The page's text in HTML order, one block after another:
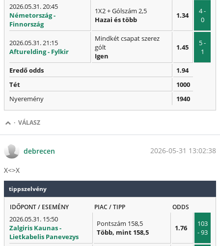
2026.05.31. 20:45
Németország -
Finnország
1X2 + Gólszám 2,5
Hazai és több
1.34
4 -
0
2026.05.31. 21:15
Afturelding - Fylkir
Mindkét csapat szerez
gólt
Igen
1.45
5 -
1
Eredő odds
1.94
Tét
1000
Nyeremény
1940
· VÁLASZ
debrecen 2026-05-31 13:02:38
X<>X
tippszelvény
IDŐPONT / ESEMÉNY PIAC / TIPP ODDS
2026.05.31. 15:50
Zalgiris Kaunas -
Lietkabelis Panevezys
Pontszám 158,5
Több, mint 158,5
1.76
103
- 93